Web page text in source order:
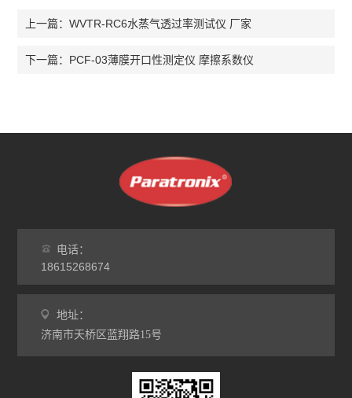
上一篇：WVTR-RC6水蒸气透过率测试仪 厂家
下一篇： PCF-03薄膜开口性测定仪 摩擦系数仪
电话：
18615268674
地址：
济南市天桥区蓝翔路15号